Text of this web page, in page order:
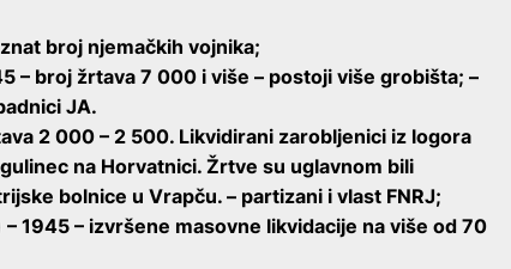
broj njemačkih vojnika;
– broj žrtava 7 000 i više – postoji više grobišta; –
JA.
2 000 – 2 500. Likvidirani zarobljenici iz logora
na Horvatnici. Žrtve su uglavnom bili
bolnice u Vrapču. – partizani i vlast FNRJ;
1945 – izvršene masovne likvidacije na više od 70